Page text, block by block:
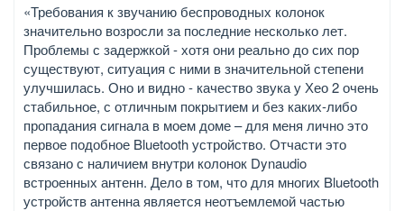
«Требования к звучанию беспроводных колонок
значительно возросли за последние несколько лет.
Проблемы с задержкой - хотя они реально до сих пор
существуют, ситуация с ними в значительной степени
улучшилась. Оно и видно - качество звука у Хео 2 очень
стабильное, с отличным покрытием и без каких-либо
пропадания сигнала в моем доме – для меня лично это
первое подобное Bluetooth устройство. Отчасти это
связано с наличием внутри колонок Dynaudio
встроенных антенн. Дело в том, что для многих Bluetooth
устройств антенна является неотъемлемой частью